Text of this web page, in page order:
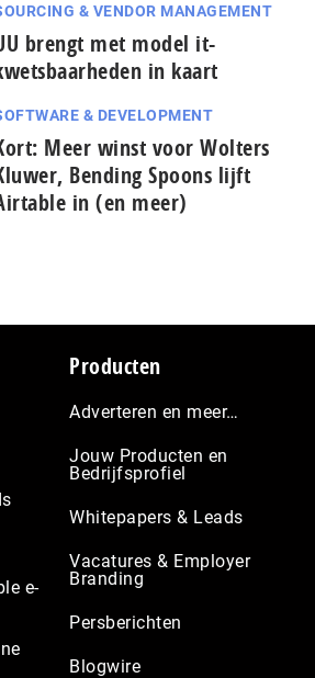
& VENDOR MANAGEMENT
brengt met model it-
in kaart
& DEVELOPMENT
Meer winst voor Wolters
Bending Spoons lijft
in (en meer)
e-
Producten
Adverteren en meer…
Jouw Producten en
Bedrijfsprofiel
Whitepapers & Leads
Vacatures & Employer
Branding
Persberichten
Blogwire